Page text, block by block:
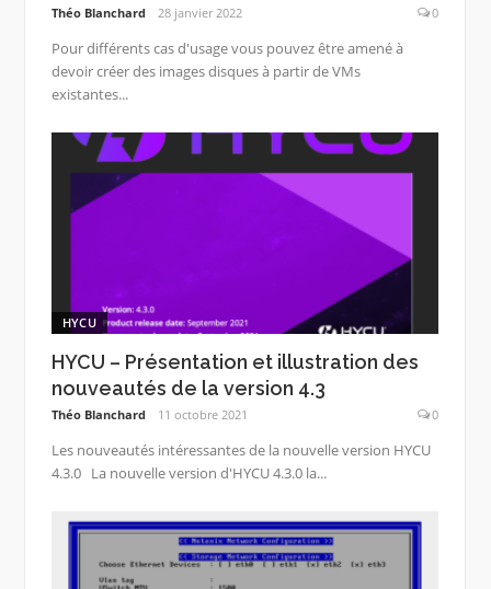
Théo Blanchard 28 janvier 2022 0
Pour différents cas d'usage vous pouvez être amené à
devoir créer des images disques à partir de VMs
existantes...
HYCU
HYCU – Présentation et illustration des
nouveautés de la version 4.3
Théo Blanchard 11 octobre 2021 0
Les nouveautés intéressantes de la nouvelle version HYCU
4.3.0 La nouvelle version d'HYCU 4.3.0 la...